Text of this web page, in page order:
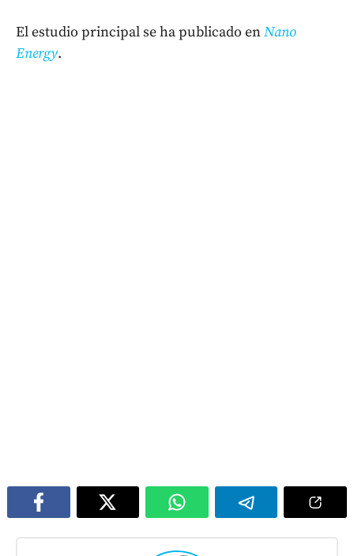
El estudio principal se ha publicado enNano
Energy.